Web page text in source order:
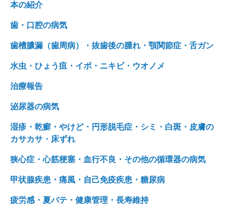
本の紹介
歯・口腔の病気
歯槽膿漏（歯周病）・抜歯後の腫れ・顎関節症・舌ガン
水虫・ひょう疽・イボ・ニキビ・ウオノメ
治療報告
泌尿器の病気
湿疹・乾癬・やけど・円形脱毛症・シミ・白斑・皮膚の
カサカサ・床ずれ
狭心症・心筋梗塞・血行不良・その他の循環器の病気
甲状腺疾患・痛風・自己免疫疾患・糖尿病
疲労感・夏バテ・健康管理・長寿維持